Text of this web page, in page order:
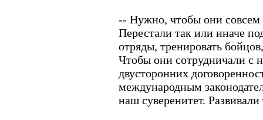
-- Нужно, чтобы они совсем
Перестали так или иначе
отряды, тренировать
Чтобы они сотрудничали с
двусторонних
международным
наш суверенитет.